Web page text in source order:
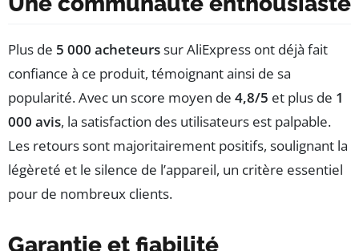
Plus de 5 000 acheteurssur AliExpress ont déjà fait
confiance à ce produit, témoignant ainsi de sa
popularité. Avec un score moyen de 4,8/5 et plus de 1
000 avis, la satisfaction des utilisateurs est palpable.
Les retours sont majoritairement positifs, soulignant la
légèreté et le silence de l’appareil, un critère essentiel
pour de nombreux clients.
Garantie et fiabilité